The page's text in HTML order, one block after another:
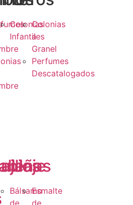
Colonias
Infantiles
Colonias
a
Granel
Perfumes
Descatalogados
Bálsamo
de
Uñas
Esmalte
de